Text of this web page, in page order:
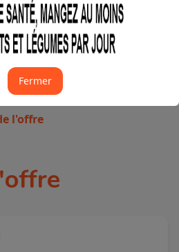
Fermer
les magasins et drives
et sur Internet.
l'offre